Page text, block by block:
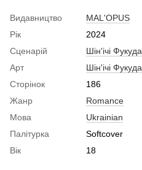
Видавництво
MAL'OPUS
Рік
2024
Сценарій
Шін'ічі Фукуда
Арт
Шін'ічі Фукуда
Сторінок
186
Жанр
Romance
Мова
Ukrainian
Палітурка
Softcover
Вік
18